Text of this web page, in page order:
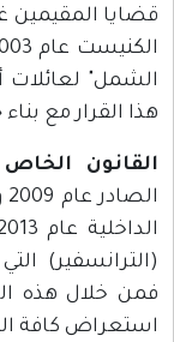
قضايا المقيمين
الشمل" لعائلات
هذا القرار مع
القانون
(الترانسفير)
فمن خلال هذه
استعراض كافة